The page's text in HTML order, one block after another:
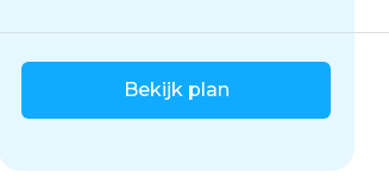
Bekijk plan